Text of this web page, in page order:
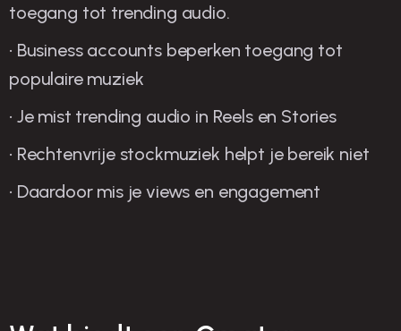
toegang tot trending audio.
• Business accounts beperken toegang tot
populaire muziek
• Je mist trending audio in Reels en Stories
• Rechtenvrije stockmuziek helpt je bereik niet
• Daardoor mis je views en engagement